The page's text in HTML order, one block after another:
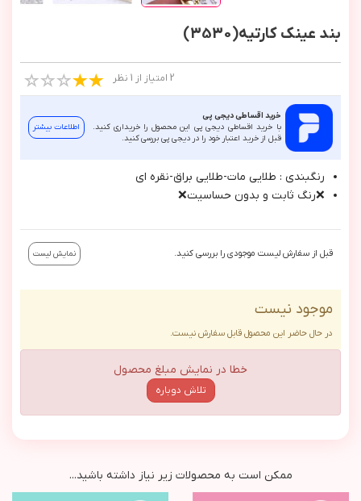
بند عینک کارتیه(3530)
2 امتیاز از 1 نظر
خرید اقساطی دیجی پی
با خرید اقساطی دیجی پی این محصول را خریداری کنید.
قبل از خرید اعتبار خود را در دیجی پی بررسی کنید.
اطلاعات بیشتر
رنگبندي : طلايي مات-طلايي براق-نقره اي
❌رنگ ثابت و بدون حساسيت❌
قبل از سفارش لیست موجودی را بررسی کنید. نمایش لیست
موجود نیست
در حال حاضر این محصول قابل سفارش نیست.
خطا در نمایش مبلغ محصول
تلاش دوباره
ممکن است به محصولات زیر نیاز داشته باشید...